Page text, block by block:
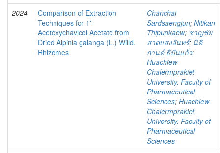
2024
Comparison of Extraction
Techniques for 1'-
Acetoxychavicol Acetate from
Dried Alpinia galanga (L.) Willd.
Rhizomes
Chanchai
Sardsaengjun; Nitikan
Thipunkaew; ชาญชัย
สาดแสงจันทร์; นิติ
กานต์ ธิปันแก้ว;
Huachiew
Chalermprakiet
University. Faculty of
Pharmaceutical
Sciences; Huachiew
Chalermprakiet
University. Faculty of
Pharmaceutical
Sciences